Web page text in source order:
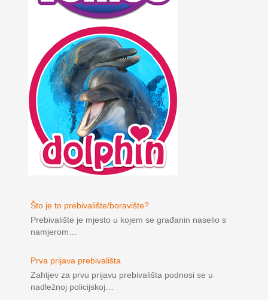
Što je to prebivalište/boravište?
Prebivalište je mjesto u kojem se građanin naselio s
namjerom…
Prva prijava prebivališta
Zahtjev za prvu prijavu prebivališta podnosi se u
nadležnoj policijskoj…